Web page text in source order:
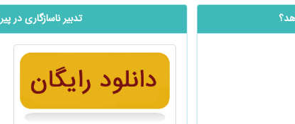
‬‬‬‬‬‬‬‬‬‬‬‬‬‬‬‬‬‬‬‬تدبیر ناسازگاری در